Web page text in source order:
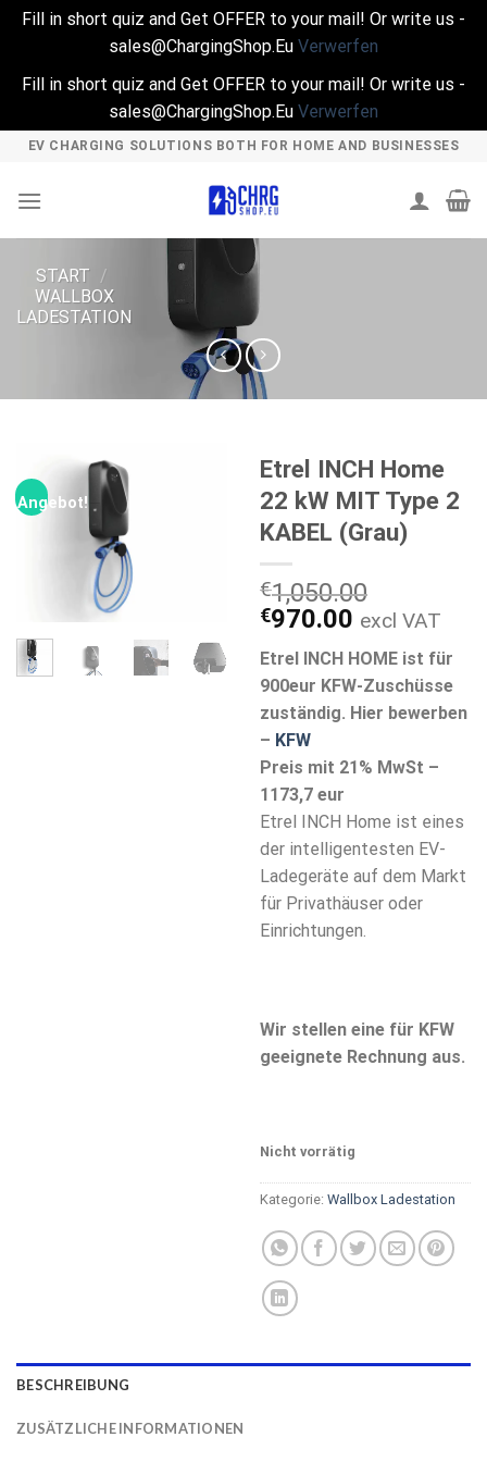
Fill in short quiz and Get OFFER to your mail! Or write us -
sales@ChargingShop.Eu Verwerfen
Fill in short quiz and Get OFFER to your mail! Or write us -
sales@ChargingShop.Eu Verwerfen
Skip
content
EV CHARGING SOLUTIONS BOTH FOR HOME AND BUSINESSES
START /
WALLBOX
LADESTATION
Angebot!
Etrel INCH Home
22 kW MIT Type 2
KABEL (Grau)
€1,050.00
Ursprünglicher
Preis
war:
€1,050.00
€970.00 Aktueller
Preis
ist:
€970.00.
excl VAT
Etrel INCH HOME ist für
900eur KFW-Zuschüsse
zuständig. Hier bewerben
– KFW
Preis mit 21% MwSt –
1173,7 eur
Etrel INCH Home ist eines
der intelligentesten EV-
Ladegeräte auf dem Markt
für Privathäuser oder
Einrichtungen.
Wir stellen eine für KFW
geeignete Rechnung aus.
Nicht vorrätig
Kategorie: Wallbox Ladestation
BESCHREIBUNG
ZUSÄTZLICHE INFORMATIONEN